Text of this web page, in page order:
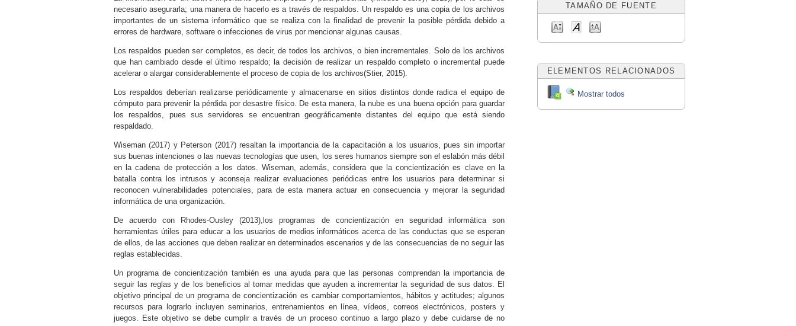
TAMAÑO DE FUENTE
ELEMENTOS RELACIONADOS
Mostrar todos
necesario asegurarla; una manera de hacerlo es a través de respaldos. Un respaldo es una copia de los archivos
importantes de un sistema informático que se realiza con la finalidad de prevenir la posible pérdida debido a
errores de hardware, software o infecciones de virus por mencionar algunas causas.
Los respaldos pueden ser completos, es decir, de todos los archivos, o bien incrementales. Solo de los archivos
que han cambiado desde el último respaldo; la decisión de realizar un respaldo completo o incremental puede
acelerar o alargar considerablemente el proceso de copia de los archivos(Stier, 2015).
Los respaldos deberían realizarse periódicamente y almacenarse en sitios distintos donde radica el equipo de
cómputo para prevenir la pérdida por desastre físico. De esta manera, la nube es una buena opción para guardar
los respaldos, pues sus servidores se encuentran geográficamente distantes del equipo que está siendo
respaldado.
Wiseman (2017) y Peterson (2017)resaltan la importancia de la capacitación a los usuarios, pues sin importar
sus buenas intenciones o las nuevas tecnologías que usen, los seres humanos siempre son el eslabón más débil
en la cadena de protección a los datos. Wiseman, además, considera que la concientización es clave en la
batalla contra los intrusos y aconseja realizar evaluaciones periódicas entre los usuarios para determinar si
reconocen vulnerabilidades potenciales, para de esta manera actuar en consecuencia y mejorar la seguridad
informática de una organización.
De acuerdo con Rhodes-Ousley (2013) ,los programas de concientización en seguridad informática son
herramientas útiles para educar a los usuarios de medios informáticos acerca de las conductas que se esperan
de ellos, de las acciones que deben realizar en determinados escenarios y de las consecuencias de no seguir las
reglas establecidas.
Un programa de concientización también es una ayuda para que las personas comprendan la importancia de
seguir las reglas y de los beneficios al tomar medidas que ayuden a incrementar la seguridad de sus datos. El
objetivo principal de un programa de concientización es cambiar comportamientos, hábitos y actitudes; algunos
recursos para lograrlo incluyen seminarios, entrenamientos en línea, vídeos, correos electrónicos, posters y
juegos. Este objetivo se debe cumplir a través de un proceso continuo a largo plazo y debe cuidarse de no